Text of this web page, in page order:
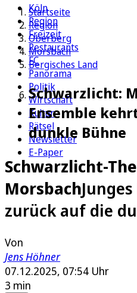
Köln
Region
Freizeit
Restaurants
FC
Panorama
Politik
Wirtschaft
Kultur
Rätsel
Newsletter
E-Paper
Startseite
Region
Oberberg
Morsbach
Bergisches Land
Schwarzlicht:
Ensemble
dunkle Bühne
Schwarzlicht-
Morsbach
zurück auf die
Von
Jens Höhner
07.12.2025, 07:54 Uhr
3 min